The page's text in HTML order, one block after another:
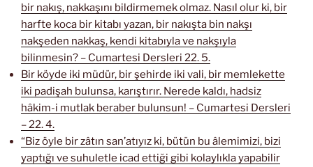
bir nakış, nakkaşını bildirmemek olmaz. Nasıl olur ki, bir
harfte koca bir kitabı yazan, bir nakışta bin nakşı
nakşeden nakkaş, kendi kitabıyla ve nakşıyla
bilinmesin? – Cumartesi Dersleri 22. 5.
Bir köyde iki müdür, bir şehirde iki vali, bir memlekette
iki padişah bulunsa, karıştırır. Nerede kaldı, hadsiz
hâkim-i mutlak beraber bulunsun! – Cumartesi Dersleri
– 22. 4.
“Biz öyle bir zâtın san’atıyız ki, bütün bu âlemimizi, bizi
yaptığı ve suhuletle icad ettiği gibi kolaylıkla yapabilir